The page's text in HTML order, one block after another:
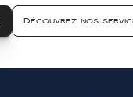
Découvrez nos